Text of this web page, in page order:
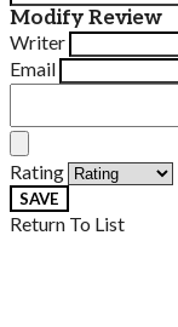
Modify Review
Writer
Email
Rating
SAVE
Return To List